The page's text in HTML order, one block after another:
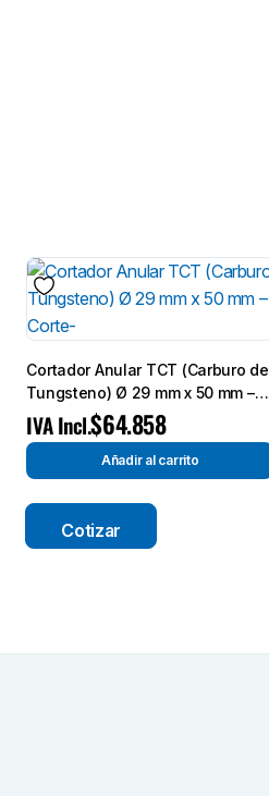
Cortador Anular TCT (Carburo de
Tungsteno) Ø 29 mm x 50 mm –
Broca de Corte-
$64.858
IVA Incl.
Añadir al carrito
Cotizar